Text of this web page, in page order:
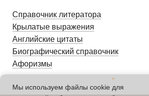
Справочник литератора
Крылатые выражения
Английские цитаты
Биографический справочник
Афоризмы
Мы используем файлы cookie для